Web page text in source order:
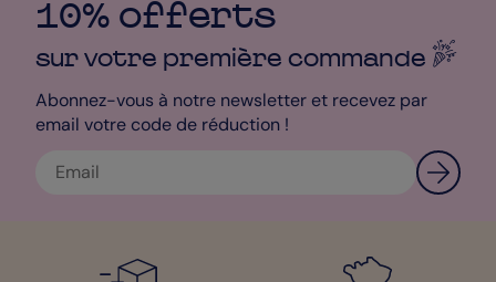
10% offerts
sur votre première commande
Abonnez-vous à notre newsletter et recevez par
email votre code de réduction !